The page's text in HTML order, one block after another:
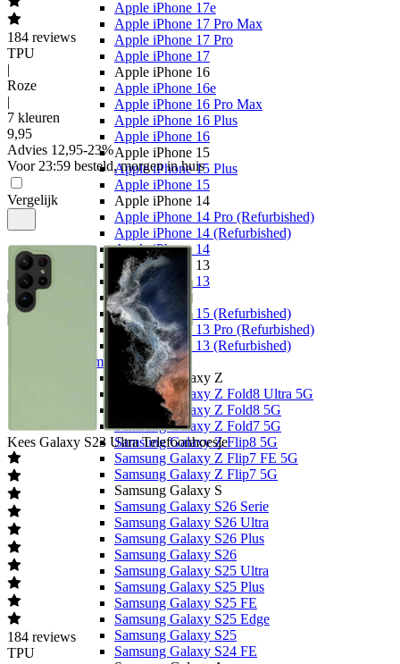
Apple iPhone 17e
Apple iPhone 17 Pro Max
Apple iPhone 17 Pro
Apple iPhone 17
Apple iPhone 16
Apple iPhone 16e
Apple iPhone 16 Pro Max
Apple iPhone 16 Plus
Apple iPhone 16
Apple iPhone 15
Apple iPhone 15 Plus
Apple iPhone 15
Apple iPhone 14
Apple iPhone 14 Pro (Refurbished)
Apple iPhone 14 (Refurbished)
Apple iPhone 14
Apple iPhone 13
Apple iPhone 13
Overige
Apple iPhone 15 (Refurbished)
Apple iPhone 13 Pro (Refurbished)
Apple iPhone 13 (Refurbished)
Samsung
Samsung Galaxy Z
Samsung Galaxy Z Fold8 Ultra 5G
Samsung Galaxy Z Fold8 5G
Samsung Galaxy Z Fold7 5G
Samsung Galaxy Z Flip8 5G
Samsung Galaxy Z Flip7 FE 5G
Samsung Galaxy Z Flip7 5G
Samsung Galaxy S
Samsung Galaxy S26 Serie
Samsung Galaxy S26 Ultra
Samsung Galaxy S26 Plus
Samsung Galaxy S26
Samsung Galaxy S25 Ultra
Samsung Galaxy S25 Plus
Samsung Galaxy S25 FE
Samsung Galaxy S25 Edge
Samsung Galaxy S25
Samsung Galaxy S24 FE
184 reviews
TPU
|
Roze
|
7 kleuren
9,95
Advies 12,95-23%
Voor 23:59 besteld, morgen in huis
Vergelijk
Kees Galaxy S23 Ultra Telefoonhoesje
184 reviews
TPU